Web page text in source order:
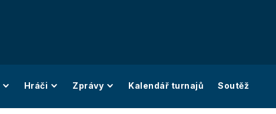
Hráči Zprávy Kalendář turnajů Soutěž